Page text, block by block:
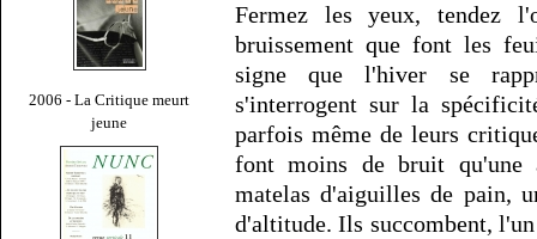
2006 - La Critique meurt
jeune
Fermez les yeux, tendez
bruissement que font les
signe que l'hiver se
s'interrogent sur la
parfois même de leurs
font moins de bruit qu'une
matelas d'aiguilles de pain,
d'altitude. Ils succombent,